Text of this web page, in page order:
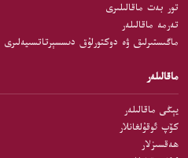
تور بەت ماقالىلىرى
تەرمە ماقالىلەر
ماگىستىرلىق ۋە دوكتورلۇق دىسسېرتاتسىيەلىرى
ماقالىلەر
يېڭى ماقالىلەر
كۆپ ئوقۇلغانلار
ھەقسىزلار